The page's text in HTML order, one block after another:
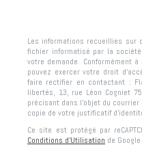
Les informations recueillies sur
fichier informatisé par la société
votre demande. Conformément
pouvez exercer votre droit
faire rectifier en contactant :
libertés, 13, rue Léon Cogniet
précisant dans l’objet du
copie de votre justificatif
Ce site est protégé par
Conditions d'Utilisation de